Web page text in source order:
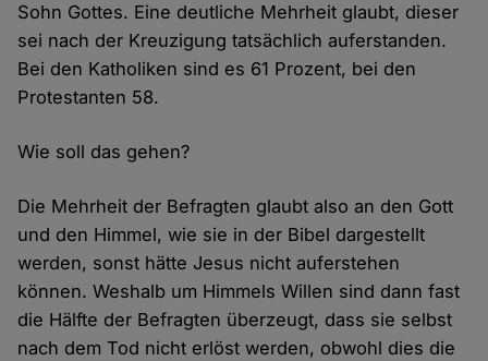
Sohn Gottes. Eine deutliche Mehrheit glaubt, dieser
sei nach der Kreuzigung tatsächlich auferstanden.
Bei den Katholiken sind es 61 Prozent, bei den
Protestanten 58.
Wie soll das gehen?
Die Mehrheit der Befragten glaubt also an den Gott
und den Himmel, wie sie in der Bibel dargestellt
werden, sonst hätte Jesus nicht auferstehen
können. Weshalb um Himmels Willen sind dann fast
die Hälfte der Befragten überzeugt, dass sie selbst
nach dem Tod nicht erlöst werden, obwohl dies die